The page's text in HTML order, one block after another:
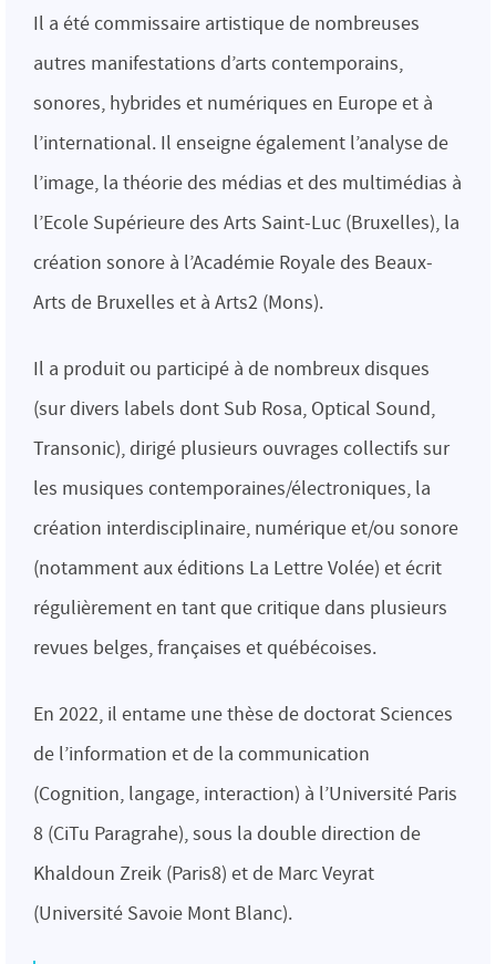
Il a été commissaire artistique de nombreuses
autres manifestations d’arts contemporains,
sonores, hybrides et numériques en Europe et à
l’international. Il enseigne également l’analyse de
l’image, la théorie des médias et des multimédias à
l’Ecole Supérieure des Arts Saint-Luc (Bruxelles), la
création sonore à l’Académie Royale des Beaux-
Arts de Bruxelles et à Arts2 (Mons).
Il a produit ou participé à de nombreux disques
(sur divers labels dont Sub Rosa, Optical Sound,
Transonic), dirigé plusieurs ouvrages collectifs sur
les musiques contemporaines/électroniques, la
création interdisciplinaire, numérique et/ou sonore
(notamment aux éditions La Lettre Volée) et écrit
régulièrement en tant que critique dans plusieurs
revues belges, françaises et québécoises.
En 2022, il entame une thèse de doctorat Sciences
de l’information et de la communication
(Cognition, langage, interaction) à l’Université Paris
8 (CiTu Paragrahe), sous la double direction de
Khaldoun Zreik (Paris8) et de Marc Veyrat
(Université Savoie Mont Blanc).